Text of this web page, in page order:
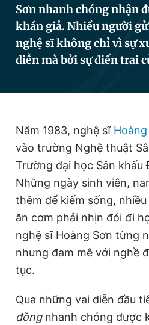
Đọc Thanh Niên trên điện
Hotline
0906 645 777
Đặt báo Quảng cáo RSS
Tổng biên tập: Nguyễn Ngọc Toàn
Phó tổng biên tập thường trực: Hải
Phó tổng biên tập: Lâm Hiếu Dũng
Phó tổng biên tập: Trần Việt Hưng
Tổng thư ký tòa soạn: Đức Trung
Giấy phép xuất bản số 110/GP -
chép dưới mọi hình thức nếu
bản. Phát triển bởi ePi
Sơn nhanh chóng nhận
khán giả. Nhiều người
nghệ sĩ không chỉ vì sự
diễn mà bởi sự điển trai
Năm 1983, nghệ sĩ
vào trường Nghệ thuật
Trường đại học Sân khấu
Những ngày sinh viên,
thêm để kiếm sống,
ăn cơm phải nhịn đói đi
nghệ sĩ Hoàng Sơn từng
nhưng đam mê với nghề
tục.
Qua những vai diễn đầu
đồngnhanh chóng được